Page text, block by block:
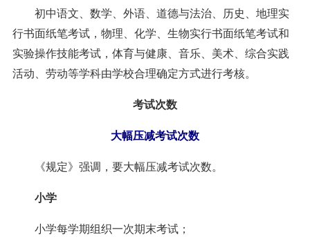
初中语文、数学、外语、道德与法治、历史、地理实
行书面纸笔考试，物理、化学、生物实行书面纸笔考试和
实验操作技能考试，体育与健康、音乐、美术、综合实践
活动、劳动等学科由学校合理确定方式进行考核。
考试次数
大幅压减考试次数
《规定》强调，要大幅压减考试次数。
小学
小学每学期组织一次期末考试；